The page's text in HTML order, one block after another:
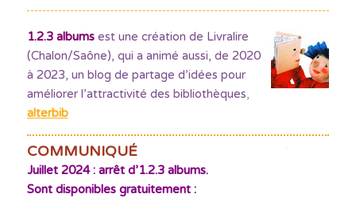
1.2.3 albumsest une création de Livralire
(Chalon/Saône), qui a animé aussi, de 2020
à 2023, un blog de partage d’idées pour
améliorer l’attractivité des bibliothèques,
alterbib
COMMUNIQUÉ
Juillet 2024 : arrêt d’1.2.3 albums.
Sont disponibles gratuitement :